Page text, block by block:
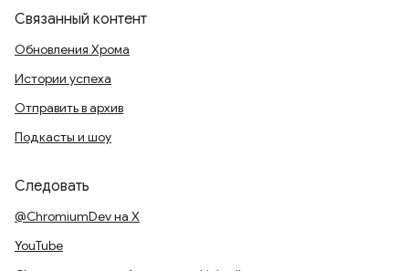
Связанный контент
Обновления Хрома
Истории успеха
Отправить в архив
Подкасты и шоу
Следовать
@ChromiumDev на X
YouTube